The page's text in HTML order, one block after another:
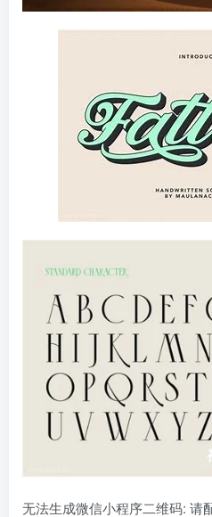
无法生成微信小程序二维码: 请